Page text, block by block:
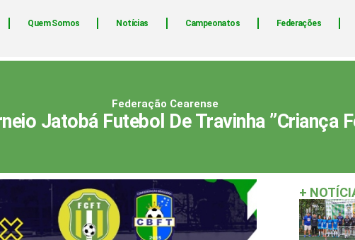
Quem Somos Notícias Campeonatos Federações
Federação Cearense
Jatobá Futebol De Travinha ”Criança
+